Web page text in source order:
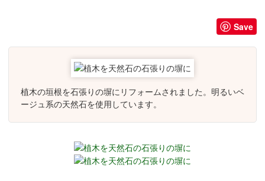
Save
植木の垣根を石張りの塀にリフォームされました。明るいベ
ージュ系の天然石を使用しています。